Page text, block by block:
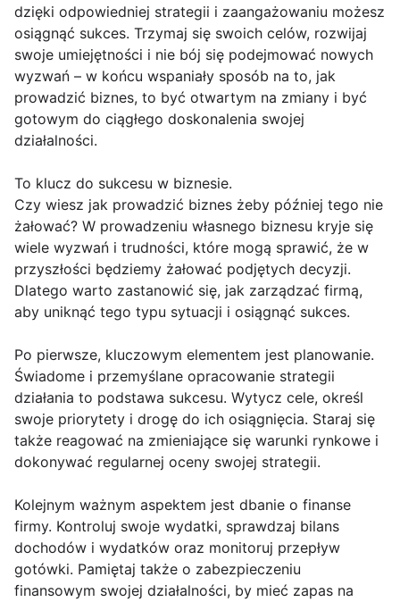
dzięki odpowiedniej strategii i zaangażowaniu możesz
osiągnąć sukces. Trzymaj się swoich celów, rozwijaj
swoje umiejętności i nie bój się podejmować nowych
wyzwań – w końcu wspaniały sposób na to, jak
prowadzić biznes, to być otwartym na zmiany i być
gotowym do ciągłego doskonalenia swojej
działalności.
To klucz do sukcesu w biznesie.
Czy wiesz jak prowadzić biznes żeby później tego nie
żałować? W prowadzeniu własnego biznesu kryje się
wiele wyzwań i trudności, które mogą sprawić, że w
przyszłości będziemy żałować podjętych decyzji.
Dlatego warto zastanowić się, jak zarządzać firmą,
aby uniknąć tego typu sytuacji i osiągnąć sukces.
Po pierwsze, kluczowym elementem jest planowanie.
Świadome i przemyślane opracowanie strategii
działania to podstawa sukcesu. Wytycz cele, określ
swoje priorytety i drogę do ich osiągnięcia. Staraj się
także reagować na zmieniające się warunki rynkowe i
dokonywać regularnej oceny swojej strategii.
Kolejnym ważnym aspektem jest dbanie o finanse
firmy. Kontroluj swoje wydatki, sprawdzaj bilans
dochodów i wydatków oraz monitoruj przepływ
gotówki. Pamiętaj także o zabezpieczeniu
finansowym swojej działalności, by mieć zapas na